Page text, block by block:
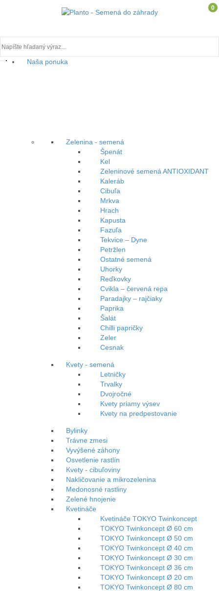
Toggle
0
Naša ponuka
Zelenina - semená
Špenát
Kel
Zeleninové semená ANTIOXIDANT
Kaleráb
Cibuľa
Mrkva
Hrach
Kapusta
Fazuľa
Tekvice – Dyne
Petržlen
Ostatné semená
Uhorky
Reďkovky
Cvikla – červená repa
Paradajky – rajčiaky
Paprika
Šalát
Chilli papričky
Zeler
Cesnak
Kvety - semená
Letničky
Trvalky
Dvojročné
Kvety priamy výsev
Kvety na predpestovanie
Bylinky
Trávne zmesi
Vyvýšené záhony
Osvetlenie rastlín
Kvety - cibuľoviny
Nakličovanie a mikrozelenina
Medonosné rastliny
Zelené hnojenie
Kvetináče
Kvetináče TOKYO Twinkoncept
TOKYO Twinkoncept Ø 60 cm
TOKYO Twinkoncept Ø 50 cm
TOKYO Twinkoncept Ø 40 cm
TOKYO Twinkoncept Ø 30 cm
TOKYO Twinkoncept Ø 36 cm
TOKYO Twinkoncept Ø 20 cm
TOKYO Twinkoncept Ø 80 cm